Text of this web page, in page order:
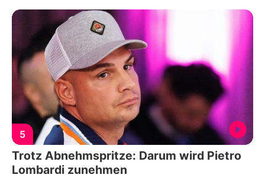
5
Trotz Abnehmspritze: Darum wird Pietro
Lombardi zunehmen